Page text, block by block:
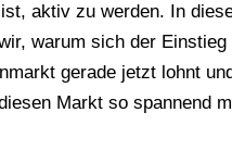
aktiv zu werden. In
warum sich der Einstieg
gerade jetzt lohnt
Markt so spannend